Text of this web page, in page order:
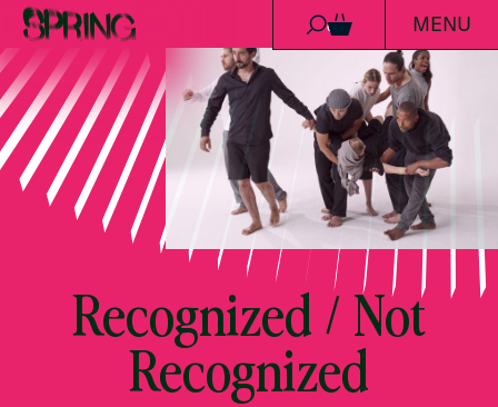
Ga naar de inhoud
0 MENU
Recognized / Not
Recognized